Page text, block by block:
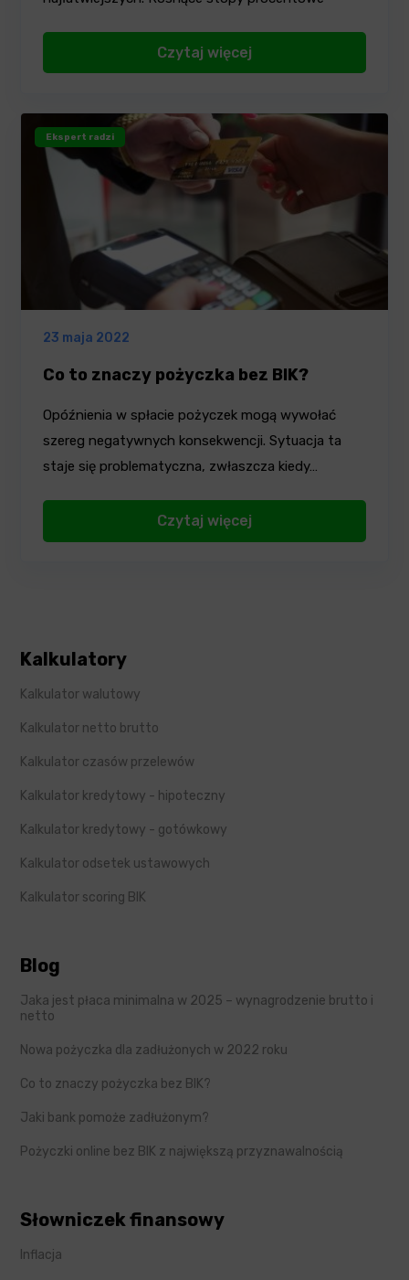
Czytaj więcej
Ekspert radzi
23 maja 2022
Co to znaczy pożyczka bez BIK?
Opóźnienia w spłacie pożyczek mogą wywołać
szereg negatywnych konsekwencji. Sytuacja ta
staje się problematyczna, zwłaszcza kiedy…
Czytaj więcej
Kalkulatory
Kalkulator walutowy
Kalkulator netto brutto
Kalkulator czasów przelewów
Kalkulator kredytowy - hipoteczny
Kalkulator kredytowy - gotówkowy
Kalkulator odsetek ustawowych
Kalkulator scoring BIK
Blog
Jaka jest płaca minimalna w 2025 – wynagrodzenie brutto i
netto
Nowa pożyczka dla zadłużonych w 2022 roku
Co to znaczy pożyczka bez BIK?
Jaki bank pomoże zadłużonym?
Pożyczki online bez BIK z największą przyznawalnością
Słowniczek finansowy
Inflacja